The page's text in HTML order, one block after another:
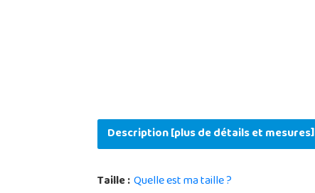
Description [plus de détails et mesures]
Taille :Quelle est ma taille ?